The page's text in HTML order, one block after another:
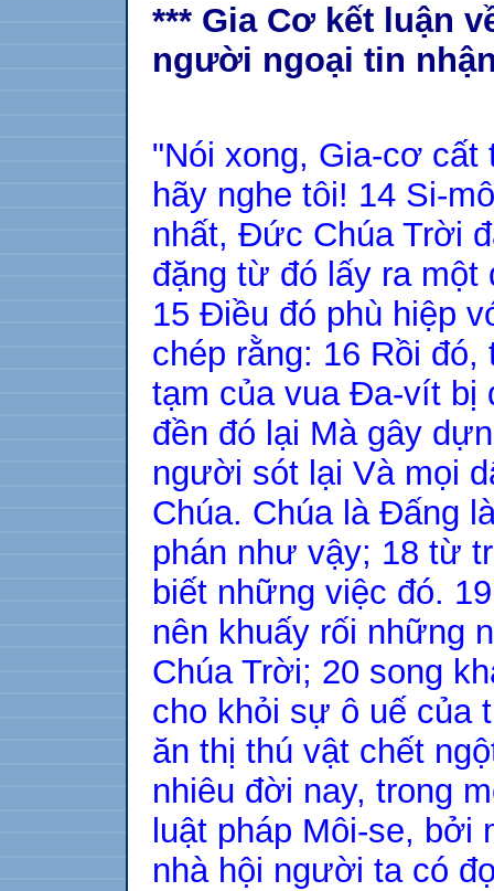
*** Gia Cơ kết luận
người ngoại tin
"Nói xong, Gia-cơ cất
hãy nghe tôi! 14 Si-
nhất, Đức Chúa Trời
đặng từ đó lấy ra một
15 Điều đó phù hiệp
chép rằng: 16 Rồi
tạm của vua Đa-vít bị
đền đó lại Mà gây
người sót lại Và mọi
Chúa. Chúa là Đấng
phán như vậy; 18 từ
biết những việc đó.
nên khuấy rối những
Chúa Trời; 20 song
cho khỏi sự ô uế của
ăn thị thú vật chết
nhiêu đời nay, trong
luật pháp Môi-se, bởi
nhà hội người ta có